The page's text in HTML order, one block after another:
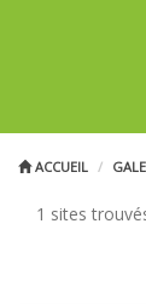
ACCUEIL
1 sites